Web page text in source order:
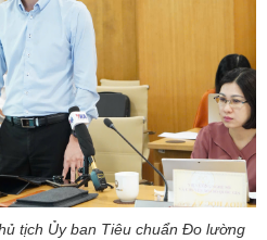
tịch Ủy ban Tiêu chuẩn Đo lường